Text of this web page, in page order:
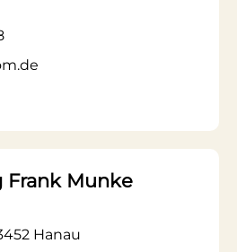
Frank Munke
Hanau